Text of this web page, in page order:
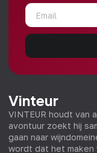
Vinteur
VINTEUR houdt van
avontuur zoekt hij
gaan naar
wordt dat het maken